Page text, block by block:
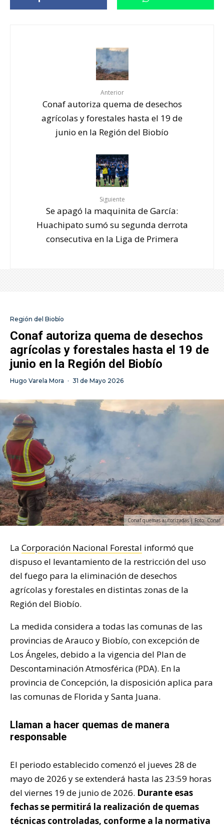
Anterior
Conaf autoriza quema de desechos
agrícolas y forestales hasta el 19 de
junio en la Región del Biobío
Siguiente
Se apagó la maquinita de García:
Huachipato sumó su segunda derrota
consecutiva en la Liga de Primera
Región del Biobío
Conaf autoriza quema de desechos
agrícolas y forestales hasta el 19 de
junio en la Región del Biobío
Hugo Varela Mora · 31 de Mayo 2026
Conaf quemas autorizadas | Foto: Conaf
La Corporación Nacional Forestal informó que
dispuso el levantamiento de la restricción del uso
del fuego para la eliminación de desechos
agrícolas y forestales en distintas zonas de la
Región del Biobío.
La medida considera a todas las comunas de las
provincias de Arauco y Biobío, con excepción de
Los Ángeles, debido a la vigencia del Plan de
Descontaminación Atmosférica (PDA). En la
provincia de Concepción, la disposición aplica para
las comunas de Florida y Santa Juana.
Llaman a hacer quemas de manera
responsable
El periodo establecido comenzó el jueves 28 de
mayo de 2026 y se extenderá hasta las 23:59 horas
del viernes 19 de junio de 2026. Durante esas
fechas se permitirá la realización de quemas
técnicas controladas, conforme a la normativa